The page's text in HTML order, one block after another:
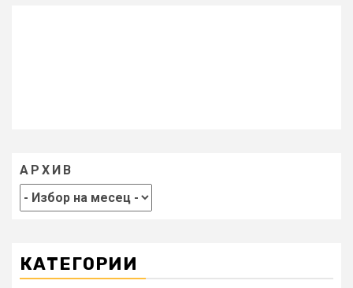
АРХИВ
КАТЕГОРИИ